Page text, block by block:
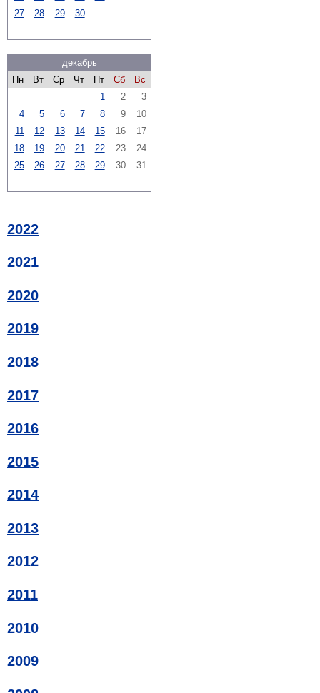
27
28 29 30
декабрь
Пн
Вт Ср Чт Пт Сб
Вс
1
2
3
4
5 6 7 8 9
10
11
12 13 14 15 16
17
18
19 20 21 22 23
24
25
26 27 28 29 30 31
2022
2021
2020
2019
2018
2017
2016
2015
2014
2013
2012
2011
2010
2009